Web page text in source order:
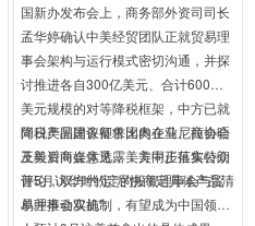
国新办发布会上，商务部外资司司长
孟华婷确认中美经贸团队正就贸易理
事会架构与运行模式密切沟通，并探
讨推进各自300亿美元、合计600亿
美元规模的对等降税框架，中方已就
降税产品建议征求国内企业、商协会
及美资商会意见，美方同步征集公众
评论，双方约定"尽快商定具体产品清
单并推动实施";
同日美国国务卿鲁比奥在马尼拉会晤
王毅后向媒体透露，美中正落实特朗
普5月访华时约定的投资理事会与贸
易理事会双机制，有望成为中国领导